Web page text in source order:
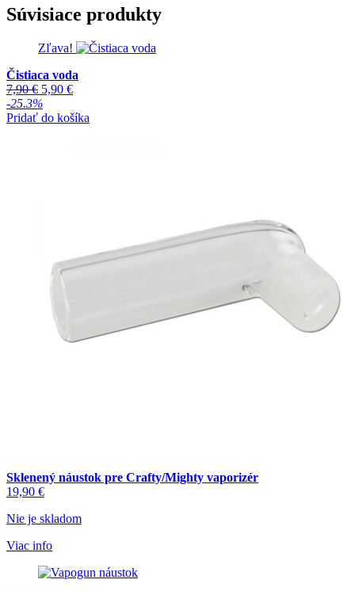
Súvisiace produkty
Zľava!
Čistiaca voda
7,90€ Pôvodná
cena
bola:
5,90 €Aktuálna
je:
-25.3%
Pridať do košíka
Sklenený náustok pre Crafty/Mighty vaporizér
19,90 €
Nie je skladom
Viac info